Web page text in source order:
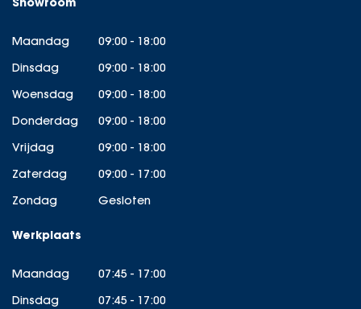
Maandag
09:00 - 18:00
Dinsdag
09:00 - 18:00
Woensdag
09:00 - 18:00
Donderdag
09:00 - 18:00
Vrijdag
09:00 - 18:00
Zaterdag
09:00 - 17:00
Zondag
Gesloten
Werkplaats
Maandag
07:45 - 17:00
Dinsdag
07:45 - 17:00